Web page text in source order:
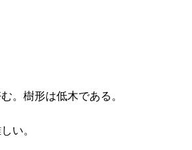
。樹形は低木である。
い。